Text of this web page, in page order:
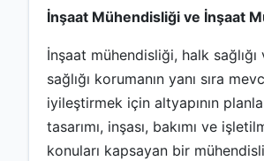
İnşaat Mühendisliği ve İnşaat
İnşaat mühendisliği, halk
sağlığı korumanın yanı sıra
iyileştirmek için altyapının
tasarımı, inşası, bakımı ve
konuları kapsayan bir